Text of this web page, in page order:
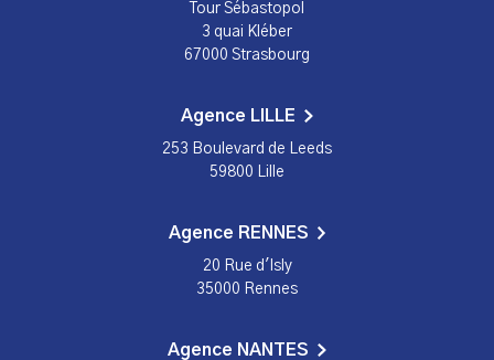
Tour Sébastopol
3 quai Kléber
67000 Strasbourg
Agence LILLE
253 Boulevard de Leeds
59800 Lille
Agence RENNES
20 Rue d'Isly
35000 Rennes
Agence NANTES